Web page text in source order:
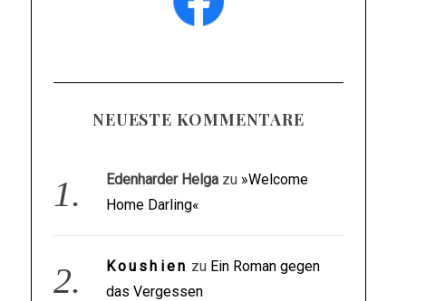
NEUESTE KOMMENTARE
Edenharder Helgazu »Welcome
Home Darling«
Koushien zu Ein Roman gegen
das Vergessen